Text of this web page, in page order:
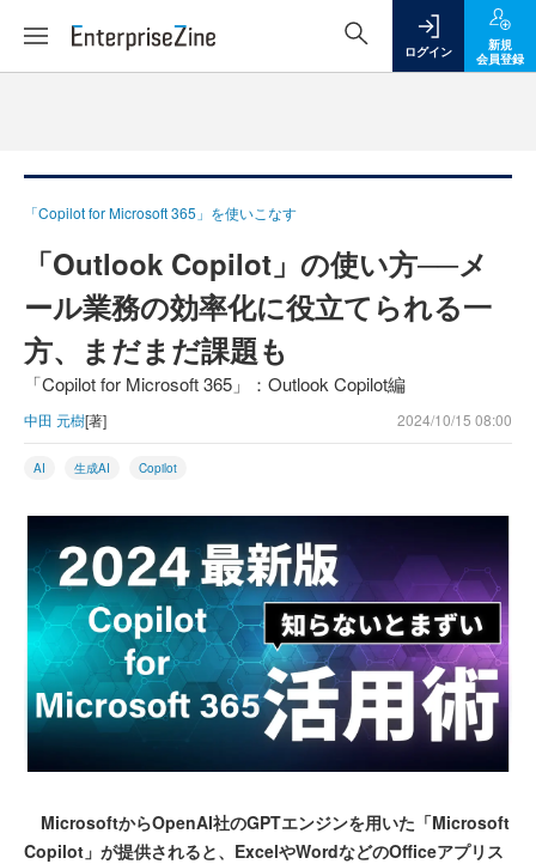
ログイン
新規
会員登録
「Copilot for Microsoft 365」を使いこなす
「Outlook Copilot」の使い方──メ
ール業務の効率化に役立てられる一
方、まだまだ課題も
「Copilot for Microsoft 365」：Outlook Copilot編
中田 元樹[著] 2024/10/15 08:00
AI 生成AI Copilot
MicrosoftからOpenAI社のGPTエンジンを用いた「Microsoft
Copilot」が提供されると、ExcelやWordなどのOfficeアプリス